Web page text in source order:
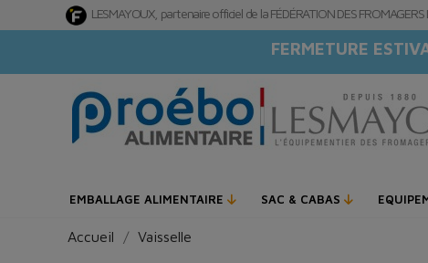
LESMAYOUX, partenaire officiel de la FÉDÉRATION DES FROMAGERS
FERMETURE
EMBALLAGE ALIMENTAIRE SAC & CABAS
Accueil Vaisselle